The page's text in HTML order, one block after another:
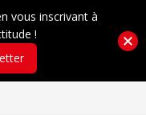
vous inscrivant à
!